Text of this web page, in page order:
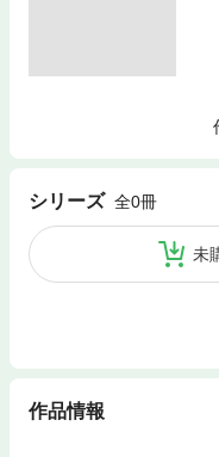
シリーズ 全0冊
未
作品情報